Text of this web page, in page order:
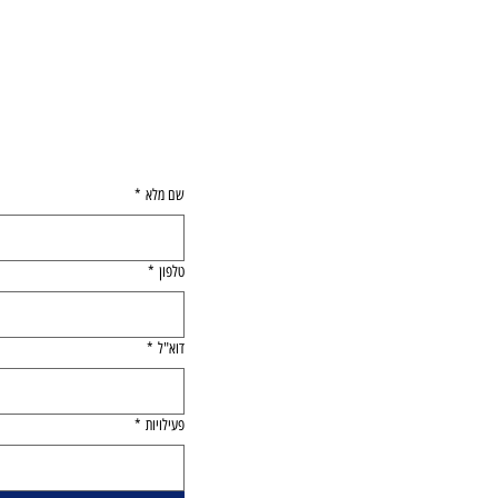
שם מלא *
טלפון *
דוא"ל *
פעילויות *